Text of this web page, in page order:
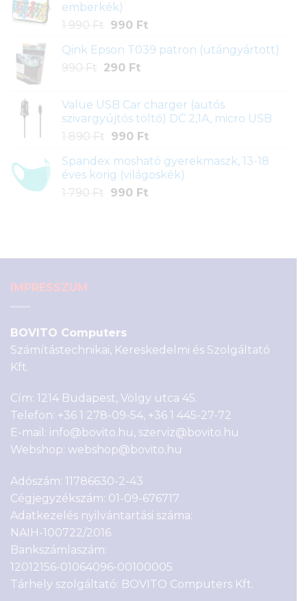
390 Ft.
emberkék)
1 990 Ft
Original
was:
1
990 FtCurrent
is:
Qink Epson T039 patron (utángyártott)
990 Ft
Original
990 Ft.
290 FtCurrent
290 Ft.
Value USB Car charger (autós
szivargyújtós töltő) DC 2,1A, micro USB
1 890 Ft
Original
was:
1
890 Ft.
990 FtCurrent
is:
990 Ft.
Spandex mosható gyerekmaszk, 13-18
éves korig (világoskék)
1 790 Ft
Original
990 FtCurrent
IMPRESSZUM
BOVITO Computers
Számítástechnikai, Kereskedelmi és Szolgáltató
Kft.
Cím: 1214 Budapest, Völgy utca 45.
Telefon: +36 1 278-09-54, +36 1 445-27-72
E-mail: info@bovito.hu, szerviz@bovito.hu
Webshop: webshop@bovito.hu
Adószám: 11786630-2-43
Cégjegyzékszám: 01-09-676717
Adatkezelés nyilvántartási száma:
NAIH-100722/2016.
Bankszámlaszám:
12012156-01064096-00100005
Tárhely szolgáltató: BOVITO Computers Kft.